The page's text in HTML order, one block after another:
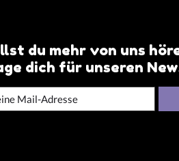
du mehr von uns
dich für unseren